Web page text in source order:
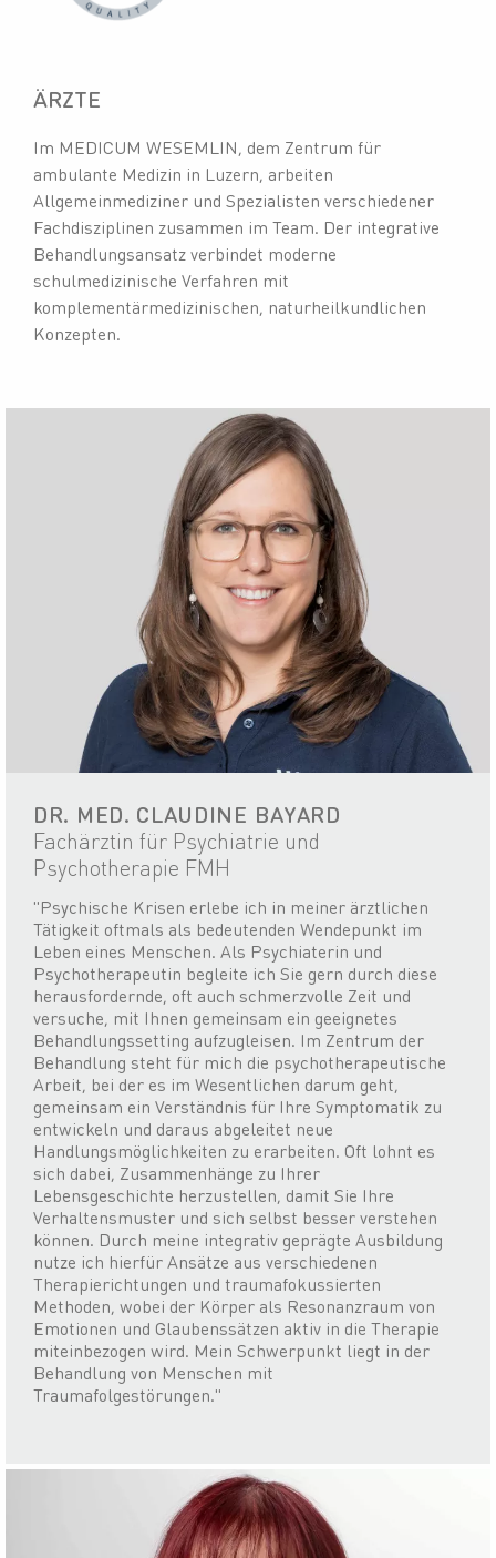
ÄRZTE
Im MEDICUM WESEMLIN, dem Zentrum für
ambulante Medizin in Luzern, arbeiten
Allgemeinmediziner und Spezialisten verschiedener
Fachdisziplinen zusammen im Team. Der integrative
Behandlungsansatz verbindet moderne
schulmedizinische Verfahren mit
komplementärmedizinischen, naturheilkundlichen
Konzepten.
DR. MED. CLAUDINE BAYARD
Fachärztin für Psychiatrie und
Psychotherapie FMH
"Psychische Krisen erlebe ich in meiner ärztlichen
Tätigkeit oftmals als bedeutenden Wendepunkt im
Leben eines Menschen. Als Psychiaterin und
Psychotherapeutin begleite ich Sie gern durch diese
herausfordernde, oft auch schmerzvolle Zeit und
versuche, mit Ihnen gemeinsam ein geeignetes
Behandlungssetting aufzugleisen. Im Zentrum der
Behandlung steht für mich die psychotherapeutische
Arbeit, bei der es im Wesentlichen darum geht,
gemeinsam ein Verständnis für Ihre Symptomatik zu
entwickeln und daraus abgeleitet neue
Handlungsmöglichkeiten zu erarbeiten. Oft lohnt es
sich dabei, Zusammenhänge zu Ihrer
Lebensgeschichte herzustellen, damit Sie Ihre
Verhaltensmuster und sich selbst besser verstehen
können. Durch meine integrativ geprägte Ausbildung
nutze ich hierfür Ansätze aus verschiedenen
Therapierichtungen und traumafokussierten
Methoden, wobei der Körper als Resonanzraum von
Emotionen und Glaubenssätzen aktiv in die Therapie
miteinbezogen wird. Mein Schwerpunkt liegt in der
Behandlung von Menschen mit
Traumafolgestörungen."